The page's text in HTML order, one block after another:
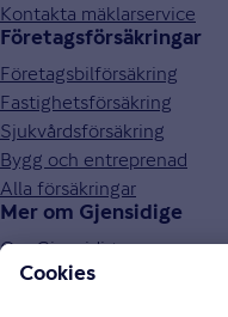
Kontakta mäklarservice
Företagsförsäkringar
Företagsbilförsäkring
Fastighetsförsäkring
Sjukvårdsförsäkring
Bygg och entreprenad
Alla försäkringar
Mer om Gjensidige
Om Gjensidige
Jobba hos oss